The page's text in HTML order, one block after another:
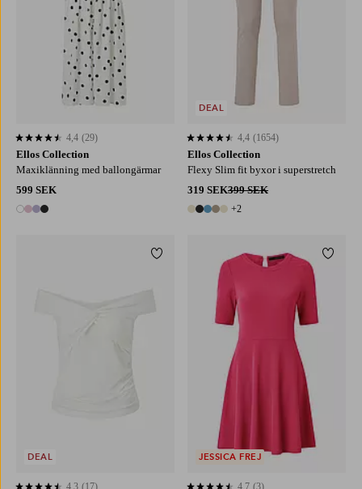
Ellos Collection
Maxiklänning med ballongärmar
599 SEK
4 färger
4,4 baserat på 29 st betyg
4,4 (29)
Ellos Collection
Flexy Slim fit byxor i superstretch
319 SEK399 SEK
7 färger
+2
4,4 baserat på 1654 st betyg
4,4 (1654)
DEAL
DEAL
Lägg till i favoriter
JESSICA FREJ
Lägg
LXL